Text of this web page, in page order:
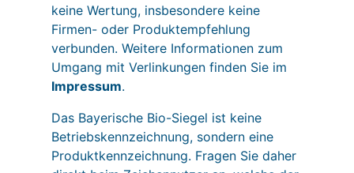
keine Wertung, insbesondere keine
Firmen- oder Produktempfehlung
verbunden. Weitere Informationen zum
Umgang mit Verlinkungen finden Sie im
Impressum.
Das Bayerische Bio-Siegel ist keine
Betriebskennzeichnung, sondern eine
Produktkennzeichnung. Fragen Sie daher